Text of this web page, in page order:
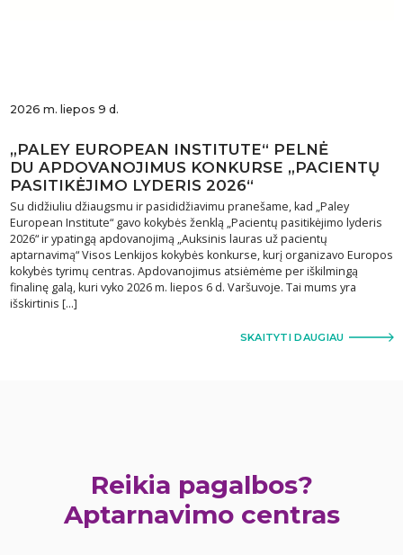
2026 m. liepos 9 d.
„PALEY EUROPEAN INSTITUTE“ PELNĖ
DU APDOVANOJIMUS KONKURSE „PACIENTŲ
PASITIKĖJIMO LYDERIS 2026“
Su didžiuliu džiaugsmu ir pasididžiavimu pranešame, kad „Paley
European Institute“ gavo kokybės ženklą „Pacientų pasitikėjimo lyderis
2026“ ir ypatingą apdovanojimą „Auksinis lauras už pacientų
aptarnavimą“ Visos Lenkijos kokybės konkurse, kurį organizavo Europos
kokybės tyrimų centras. Apdovanojimus atsiėmėme per iškilmingą
finalinę galą, kuri vyko 2026 m. liepos 6 d. Varšuvoje. Tai mums yra
išskirtinis […]
SKAITYTI DAUGIAU
Reikia pagalbos?
Aptarnavimo centras